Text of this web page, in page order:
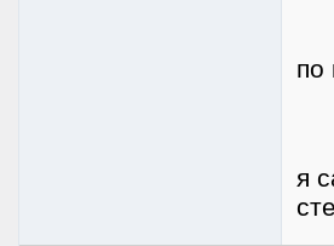
по
я